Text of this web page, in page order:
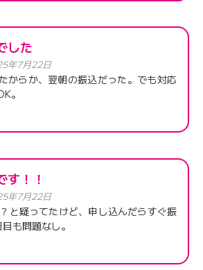
した
年7月22日
からか、翌朝の振込だった。でも対応
。
す！！
年7月22日
と疑ってたけど、申し込んだらすぐ振
も問題なし。